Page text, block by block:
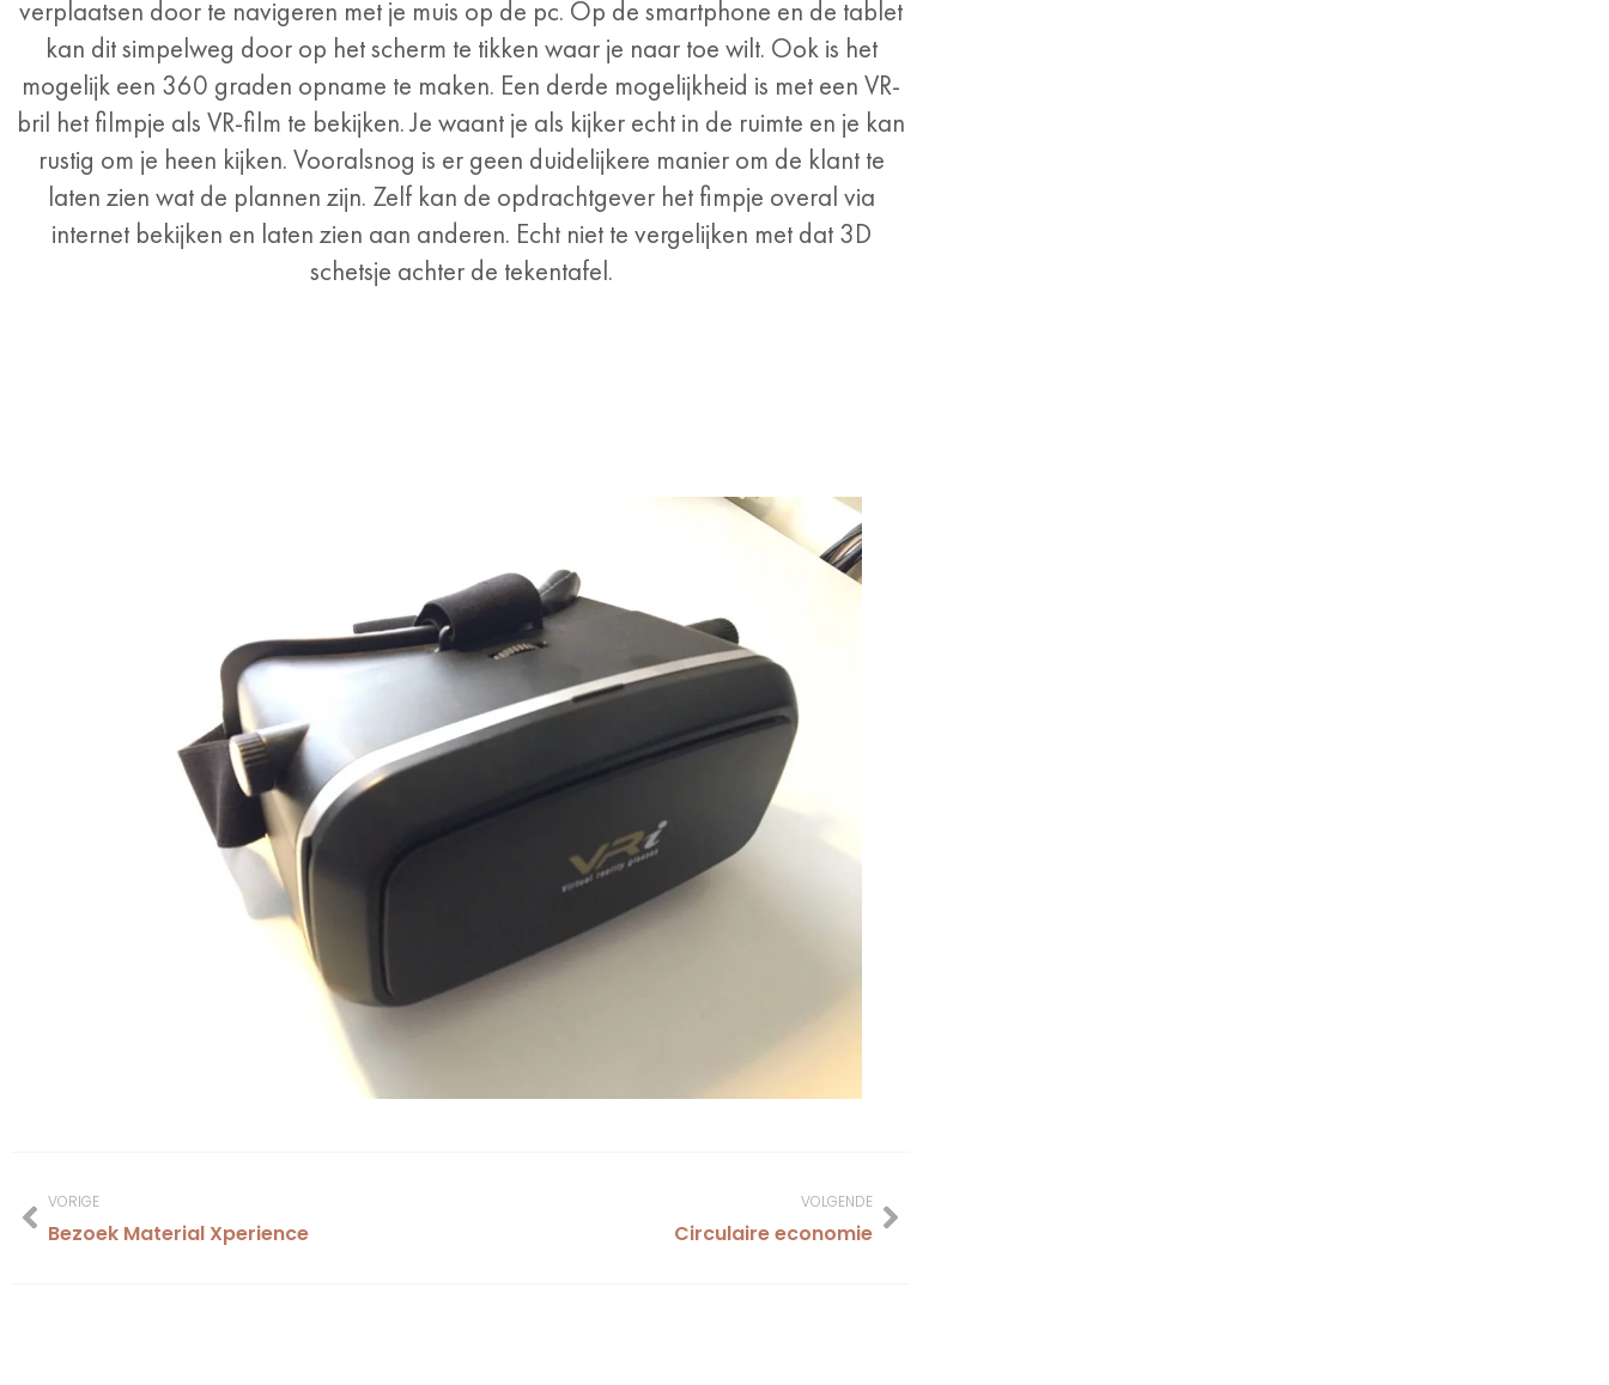
verplaatsen door te navigeren met je muis op de pc. Op de smartphone en de tablet
kan dit simpelweg door op het scherm te tikken waar je naar toe wilt. Ook is het
mogelijk een 360 graden opname te maken. Een derde mogelijkheid is met een VR-
bril het filmpje als VR-film te bekijken. Je waant je als kijker echt in de ruimte en je kan
rustig om je heen kijken. Vooralsnog is er geen duidelijkere manier om de klant te
laten zien wat de plannen zijn. Zelf kan de opdrachtgever het fimpje overal via
internet bekijken en laten zien aan anderen. Echt niet te vergelijken met dat 3D
schetsje achter de tekentafel.
VORIGE
Bezoek Material Xperience
VOLGENDE
Circulaire economie